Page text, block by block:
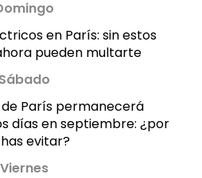
en París: sin estos
pueden multarte
Sábado
París permanecerá
días en septiembre: ¿por
evitar?
Viernes